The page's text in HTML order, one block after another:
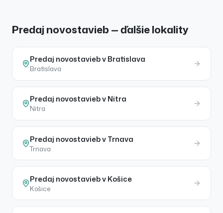
Predaj novostavieb — ďalšie lokality
Predaj novostaviebvBratislava
Bratislava
Predaj novostaviebvNitra
Nitra
Predaj novostaviebvTrnava
Trnava
Predaj novostaviebvKošice
Košice